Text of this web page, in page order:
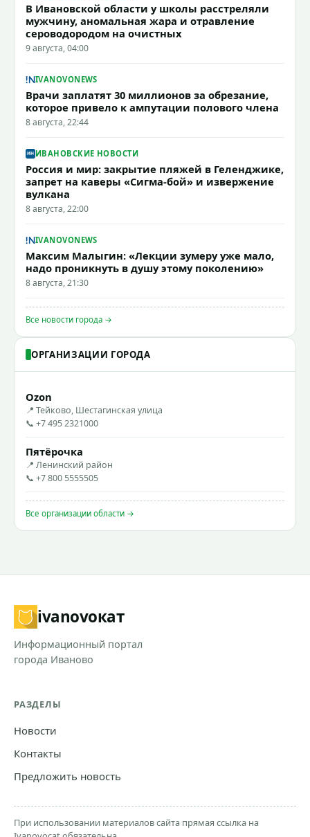
В Ивановской области у школы расстреляли
мужчину, аномальная жара и отравление
сероводородом на очистных
9 августа, 04:00
IVANOVONEWS
Врачи заплатят 30 миллионов за обрезание,
которое привело к ампутации полового члена
8 августа, 22:44
ИВАНОВСКИЕ НОВОСТИ
Россия и мир: закрытие пляжей в Геленджике,
запрет на каверы «Сигма-бой» и извержение
вулкана
8 августа, 22:00
IVANOVONEWS
Максим Малыгин: «Лекции зумеру уже мало,
надо проникнуть в душу этому поколению»
8 августа, 21:30
Все новости города →
ОРГАНИЗАЦИИ ГОРОДА
Ozon
📍 Тейково, Шестагинская улица
📞 +7 495 2321000
Пятёрочка
📍 Ленинский район
📞 +7 800 5555505
Все организации области →
ivanovoкат
Информационный портал
города Иваново
РАЗДЕЛЫ
Новости
Контакты
Предложить новость
При использовании материалов сайта прямая ссылка на